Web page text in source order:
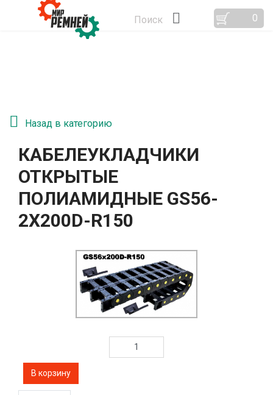
Поиск 0
Назад в категорию
КАБЕЛЕУКЛАДЧИКИ
ОТКРЫТЫЕ
ПОЛИАМИДНЫЕ GS56-
2Х200D-R150